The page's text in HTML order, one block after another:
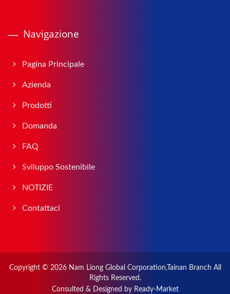
Navigazione
Pagina Principale
Azienda
Prodotti
Domanda
FAQ
Sviluppo Sostenibile
NOTIZIE
Contattaci
Copyright © 2026 Nam Liong Global Corporation,Tainan Branch All
Rights Reserved.
Consulted & Designed by Ready-Market